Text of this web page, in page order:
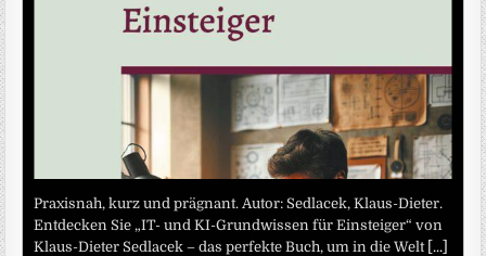
Praxisnah, kurz und prägnant. Autor: Sedlacek, Klaus-Dieter.
Entdecken Sie „IT- und KI-Grundwissen für Einsteiger“ von
Klaus-Dieter Sedlacek – das perfekte Buch, um in die Welt [...]